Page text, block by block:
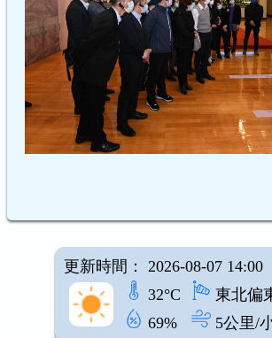
更新時間： 2026-08-07 14:00
32°C
東北偏
69%
5公里/